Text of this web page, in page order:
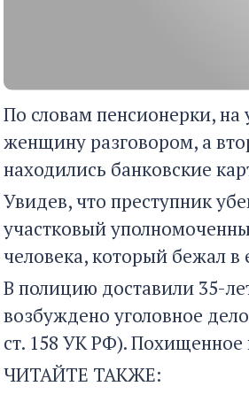
По словам пенсионерки,
женщину разговором, а
находились банковские
Увидев, что преступник
участковый
человека, который бежал в
В полицию доставили 35-
возбуждено уголовное
ст. 158 УК РФ).
ЧИТАЙТЕ ТАКЖЕ: